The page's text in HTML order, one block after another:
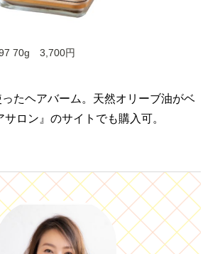
70g 3,700円
たヘアバーム。天然オリーブ油がベ
ロン』のサイトでも購入可。